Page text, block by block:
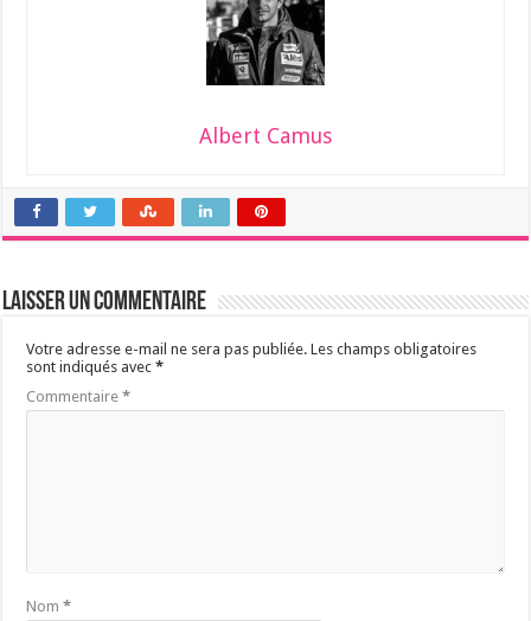
Albert Camus
Laisser un commentaire
Votre adresse e-mail ne sera pas publiée. Les champs obligatoires
sont indiqués avec*
Commentaire*
Nom*